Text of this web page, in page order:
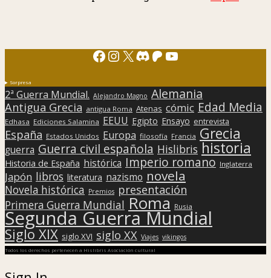
Facebook
Instagram
X Discord
Patreon
YouTube
Sorpresa
2ª Guerra Mundial. Alejandro Magno Alemania
Antigua Grecia antigua Roma Atenas cómic Edad Media
Edhasa Ediciones Salamina EEUU Egipto Ensayo entrevista
España Estados Unidos Europa filosofía Francia Grecia
guerra Guerra civil española Hislibris historia
Historia de España histórica Imperio romano Inglaterra
Japón libros literatura nazismo novela
Novela histórica Premios presentación
Primera Guerra Mundial Roma Rusia
Segunda Guerra Mundial
Siglo XIX siglo XVI siglo XX Viajes vikingos
Todos los derechos pertenecen a Hislibris Asociación cultural